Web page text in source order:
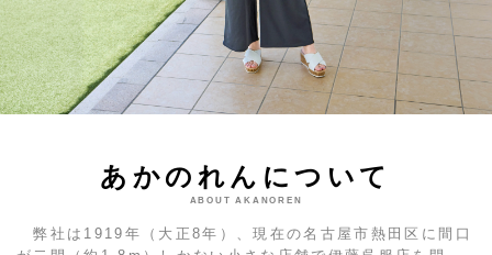
あかのれんについて
ABOUT AKANOREN
弊社は1919年（大正8年）、現在の名古屋市熱田区に間口